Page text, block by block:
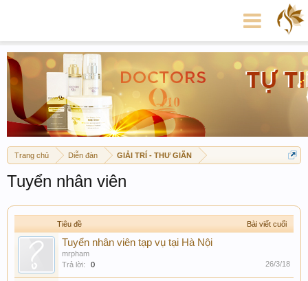
Trang chủ Diễn đàn GIẢI TRÍ - THƯ GIÃN
Tuyển nhân viên
Tiêu đề Bài viết cuối
Tuyển nhân viên tạp vụ tại Hà Nội
mrpham
Trả lời:
0 26/3/18